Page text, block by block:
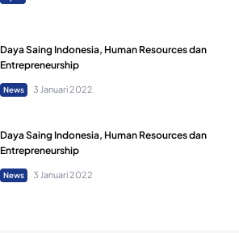
Daya Saing Indonesia, Human Resources dan
Entrepreneurship
News 3 Januari 2022
Daya Saing Indonesia, Human Resources dan
Entrepreneurship
News 3 Januari 2022